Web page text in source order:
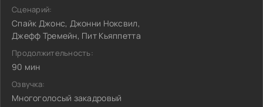
Сценарий:
Спайк Джонс, Джонни Ноксвил,
Джефф Тремейн, Пит Кьяппетта
Продолжительность:
90 мин
Озвучка:
Многоголосый закадровый